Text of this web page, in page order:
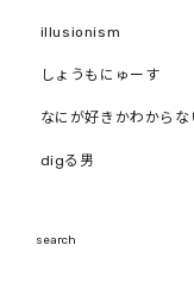
illusionism
しょうもにゅーす
なにが好きかわからな
digる男
search